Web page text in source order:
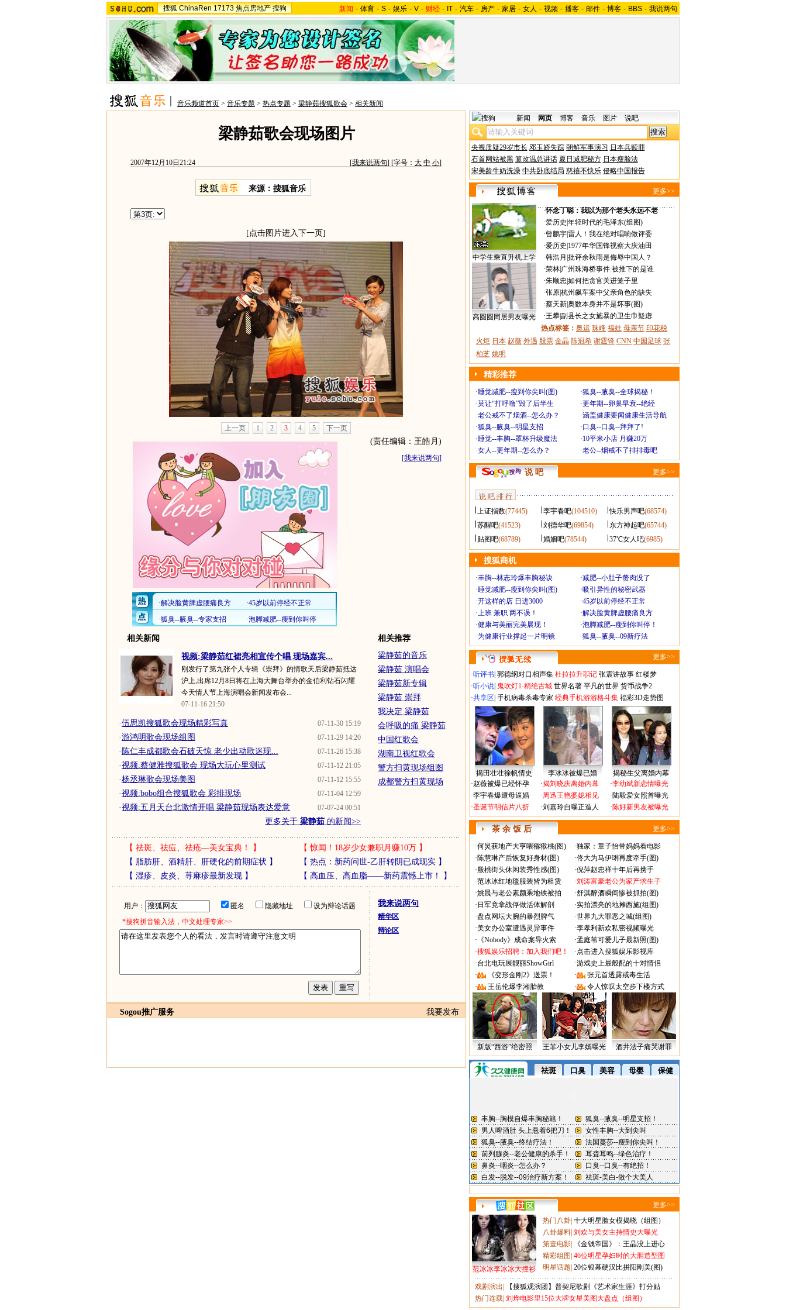
搜狐 ChinaRen 17173 焦点房地产 搜狗 新闻 - 体育 - S - 娱乐 - V - 财经 - IT - 汽车 - 房产 - 家居 - 女人 - 视频 - 播客 - 邮件 - 博客 - BBS - 我说两句
音乐频道首页 > 音乐专题 > 热点专题 > 梁静茹搜狐歌会 > 相关新闻
梁静茹歌会现场图片
2007年12月10日21:24 [我来说两句] [字号： 大 中 小]
来源：搜狐音乐
[点击图片进入下一页]
上一页 1 2 3 4 5 下一页
(责任编辑：王皓月)
[我来说两句]
相关新闻
视频:梁静茹红裙亮相宣传个唱 现场嘉宾...
刚发行了第九张个人专辑《崇拜》的情歌天后梁静茹抵达
沪上,出席12月8日将在上海大舞台举办的金伯利钻石闪耀
今天情人节上海演唱会新闻发布会...
07-11-16 21:50
07-11-30 15:19
·伍思凯搜狐歌会现场精彩写真
07-11-29 14:20
·游鸿明歌会现场组图
07-11-26 15:38
· 陈仁丰成都歌会石破天惊 老少出动歌迷现...
07-11-12 21:05
·视频:蔡健雅搜狐歌会 现场大玩心里测试
07-11-12 15:55
·杨丞琳歌会现场美图
07-11-04 12:59
·视频:bobo组合搜狐歌会 彩排现场
07-07-24 00:51
·视频:五月天台北激情开唱 梁静茹现场表达爱意
更多关于 梁静茹 的新闻>>
相关推荐
梁静茹的音乐
梁静茹 演唱会
梁静茹新专辑
梁静茹 崇拜
我决定 梁静茹
会呼吸的痛 梁静茹
中国红歌会
湖南卫视红歌会
警方扫黄现场组图
成都警方扫黄现场
【 祛斑、祛痘、祛疮—美女宝典！ 】 【惊闻！18岁少女兼职月赚10万】
【 脂肪肝、酒精肝、肝硬化的前期症状 】 【 热点：新药问世-乙肝转阴已成现实】
【 湿疹、皮炎、荨麻疹最新发现】 【 高血压、高血脂——新药震憾上市！ 】
用户： 匿名 隐藏地址
设为辩论话题
*搜狗拼音输入法，中文处理专家>>
我来说两句
精华区
辩论区
我要发布
Sogou推广服务
新闻 网页 博客 音乐 图片 说吧
央视质疑29岁市长 邓玉娇失踪 朝鲜军事演习 日本兵赎罪
石首网站被黑 篡改温总讲话 夏日减肥秘方 日本瘦脸法
宋美龄牛奶洗澡 中共卧底结局 慈禧不快乐 侵略中国报告
更多>>
中学生乘直升机上学
高圆圆同居男友曝光
·怀念丁聪：我以为那个老头永远不老
·爱历史 年轻时代的毛泽东(组图)
·曾鹏宇|雷人！我在绝对唱响做评委
·爱历史 1977年华国锋视察大庆油田
·韩浩月 批评余秋雨是侮辱中国人？
·荣林| 广州珠海桥事件:被推下的是谁
·朱顺忠 如何把贪官关进笼子里
·张原|杭州飙车案中父亲角色的缺失
·蔡天新|奥数本身并不是坏事(图)
·王攀|副县长之女施暴的卫生巾疑虑
热点标签： 奥运 珠峰 福娃 母亲节 印花税
火炬 日本 赵薇 外遇 股票 金晶 陈冠希 谢霆锋 CNN 中国足球 张
柏芝 姚明
精彩推荐
·睡觉减肥--瘦到你尖叫(图) ·狐臭--腋臭--全球揭秘！
·莫让“打呼噜”毁了后半生 ·更年期--卵巢早衰--绝经
·老公戒不了烟酒--怎么办？ ·涵盖健康要闻健康生活导航
·狐臭--腋臭--明星支招 ·口臭--口臭--拜拜了!
·睡觉--丰胸--罩杯升级魔法 ·10平米小店 月赚20万
·女人--更年期--怎么办？ ·老公--烟戒不了排排毒吧
说 吧 更多>>
说 吧 排 行
上证指数(77445) 李宇春吧(104510) 快乐男声吧(68574)
苏醒吧(41523) 刘德华吧(69854) 东方神起吧(65744)
贴图吧(68789) 婚姻吧(78544) 37℃女人吧(6985)
搜狐商机
·丰胸--林志玲爆丰胸秘诀 ·减肥--小肚子赘肉没了
·睡觉减肥--瘦到你尖叫(图) ·吸引异性的秘密武器
·开这样的店 日进3000 ·45岁以前停经不正常
·上班 兼职 两不误！ ·解决脸黄脾虚腰痛良方
·健康与美丽完美展现！ ·泡脚减肥--瘦到你叫停！
·为健康行业撑起一片明镜 ·狐臭--腋臭--09新疗法
更多>>
·听评书 郭德纲对口相声集 杜拉拉升职记 张震讲故事 红楼梦
·听小说 鬼吹灯1-精绝古城 世界名著 平凡的世界 货币战争2
·共享区 手机病毒杀毒专家 经典手机游游格斗集 福彩3D走势图
揭田壮壮徐帆情史 李冰冰被爆已婚
揭秘生父离婚内幕
·赵薇被爆已经怀孕
·李宇春爆遭母逼婚
·圣诞节明信片八折
·揭刘晓庆离婚内幕
·周迅王艳婆媳相见
·刘嘉玲自曝正造人
·李幼斌新恋情曝光
·陆毅爱女照首曝光
·陈好新男友被曝光
茶 余 饭 后 更多>>
·何炅获地产大亨喂猕猴桃(图) ·独家：章子怡带妈妈看电影
·陈慧琳产后恢复好身材(图) ·佟大为马伊琍再度牵手(图)
·殷桃街头休闲装秀性感(图) ·倪萍赵忠祥十年后再携手
·范冰冰红地毯服装皆为租赁 ·刘涛富豪老公为家产求生子
·姚晨与老公素颜乘地铁被拍 ·舒淇醉酒瞬间惨被抓拍(图)
· 日军竟拿战俘做活体解剖 ·实拍漂亮的地摊西施(组图)
·盘点网坛大腕的暴烈脾气 ·世界九大罪恶之城(组图)
·美女办公室遭遇灵异事件 ·李孝利新欢私密视频曝光
· 《Nobody》成命案导火索 ·孟庭苇可爱儿子最新照(图)
·搜狐娱乐招聘：加入我们吧！ ·点击进入搜狐娱乐影视库
·台北电玩展靓丽ShowGirl ·游戏史上最般配的十对情侣
·
《变形金刚2》送票！ ·
张元首透露戒毒生活
·
王岳伦爆李湘胎教 · 令人惊叹太空步下楼方式
新版“西游”绝密照 王菲小女儿李嫣曝光 酒井法子痛哭谢罪
更多>>
范冰冰李冰冰大撞衫
热门八卦 十大明星脸女模揭晓（组图）
八卦爆料 刘欢与美女主持情史大曝光
第壹电影
《金钱帝国》：王晶没上进心
精彩组图 46位明星孕妇时的大胆造型图
明星话题 20位银幕硬汉比拼阳刚美(图)
戏剧演出
【搜狐观演团】普契尼歌剧《艺术家生涯》打分贴
热门连载 刘烨电影里15位大牌女星美图大盘点（组图）